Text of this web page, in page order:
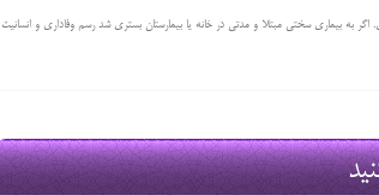
به بیماری سختی مبتلا و مدتی در خانه یا بیمارستان بستری شد رسم وفاداری و انسانیت